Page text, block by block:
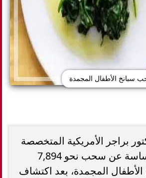
سبانخ الأطفال المجمدة
براجر الأمريكية المتخصصة
في الأغذية الحساسة عن سحب نحو 7,894
المجمدة، بعد اكتشاف